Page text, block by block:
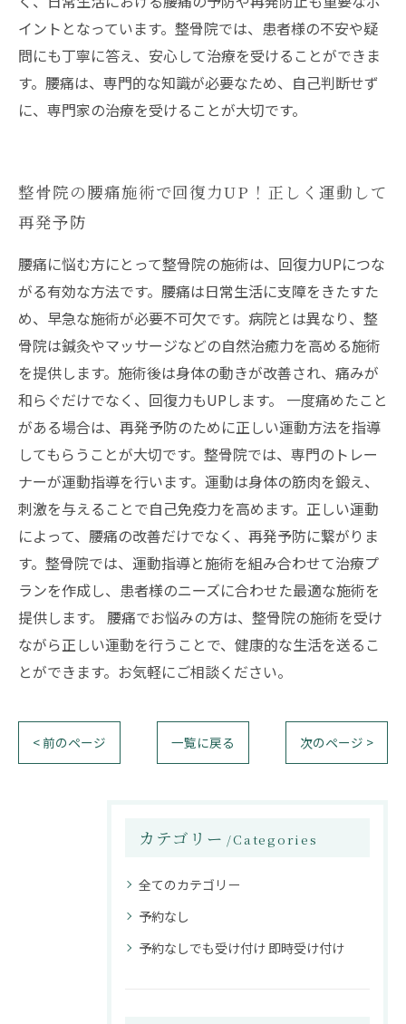
イントとなっています。整骨院では、患者様の不安や疑
問にも丁寧に答え、安心して治療を受けることができま
す。腰痛は、専門的な知識が必要なため、自己判断せず
に、専門家の治療を受けることが大切です。
整骨院の腰痛施術で回復力UP！正しく運動して
再発予防
腰痛に悩む方にとって整骨院の施術は、回復力UPにつな
がる有効な方法です。腰痛は日常生活に支障をきたすた
め、早急な施術が必要不可欠です。病院とは異なり、整
骨院は鍼灸やマッサージなどの自然治癒力を高める施術
を提供します。施術後は身体の動きが改善され、痛みが
和らぐだけでなく、回復力もUPします。 一度痛めたこと
がある場合は、再発予防のために正しい運動方法を指導
してもらうことが大切です。整骨院では、専門のトレー
ナーが運動指導を行います。運動は身体の筋肉を鍛え、
刺激を与えることで自己免疫力を高めます。正しい運動
によって、腰痛の改善だけでなく、再発予防に繋がりま
す。整骨院では、運動指導と施術を組み合わせて治療プ
ランを作成し、患者様のニーズに合わせた最適な施術を
提供します。 腰痛でお悩みの方は、整骨院の施術を受け
ながら正しい運動を行うことで、健康的な生活を送るこ
とができます。お気軽にご相談ください。
< 前のページ 一覧に戻る 次のページ >
カテゴリー Categories
全てのカテゴリー
予約なし
予約なしでも受け付け 即時受け付け